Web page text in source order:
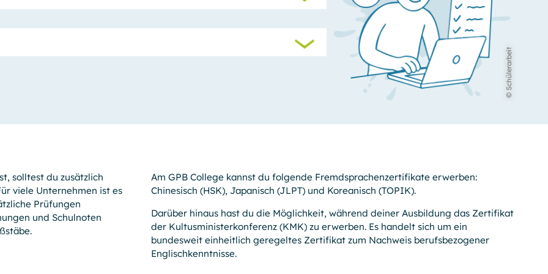
© Schülerarbeit
solltest du zusätzlich
viele Unternehmen ist es
Prüfungen
und Schulnoten
Am GPB College kannst du folgende Fremdsprachenzertifikate erwerben:
Chinesisch (HSK), Japanisch (JLPT) und Koreanisch (TOPIK).
Darüber hinaus hast du die Möglichkeit, während deiner Ausbildung das Zertifikat
der Kultusminister­konferenz (KMK) zu erwerben. Es handelt sich um ein
bundesweit einheitlich geregeltes Zertifikat zum Nachweis berufs­bezogener
Englischkenntnisse.